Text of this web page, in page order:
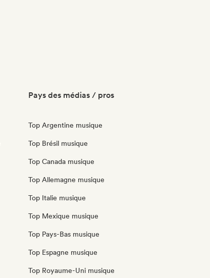
Pays des médias / pros
Top Argentine musique
Top Brésil musique
Top Canada musique
Top Allemagne musique
Top Italie musique
Top Mexique musique
Top Pays-Bas musique
Top Espagne musique
Top Royaume-Uni musique